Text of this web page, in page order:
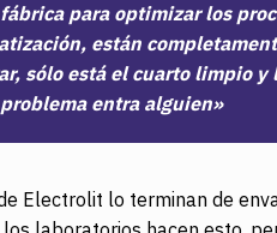
para optimizar los
están
sólo está el cuarto limpio
problema entra alguien»
Electrolit lo terminan de